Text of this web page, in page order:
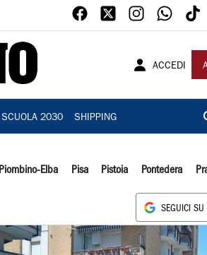
ACCEDI
SCUOLA 2030 SHIPPING
Piombino-Elba Pisa Pistoia Pontedera
SEGUICI SU